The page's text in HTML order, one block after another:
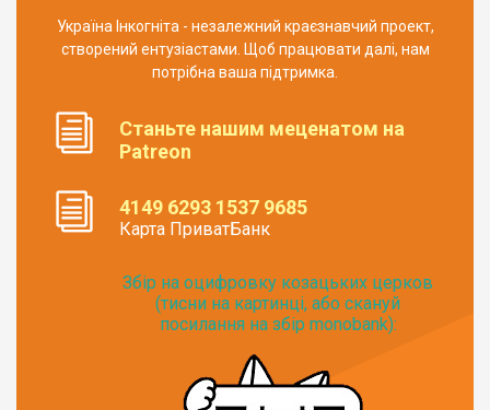
Україна Інкогніта - незалежний краєзнавчий проект,
створений ентузіастами. Щоб працювати далі, нам
потрібна ваша підтримка.
Станьте нашим меценатом на
Patreon
4149 6293 1537 9685
Карта ПриватБанк
Збір на оцифровку козацьких церков
(тисни на картинці, або скануй
посилання на збір monobank):